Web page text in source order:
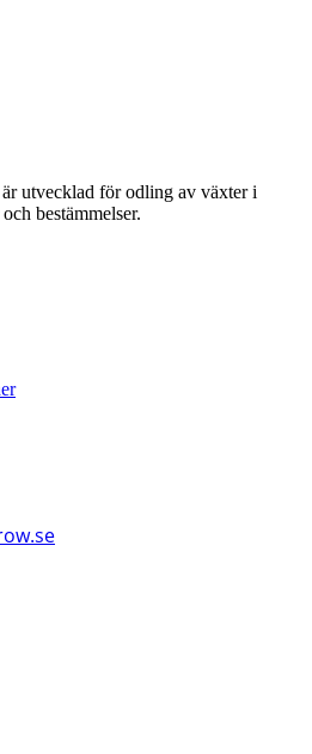
utvecklad för odling av växter i
bestämmelser.